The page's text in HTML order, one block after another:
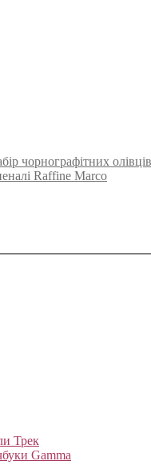
чорнографітних
Raffine Marco
Трек
Gamma